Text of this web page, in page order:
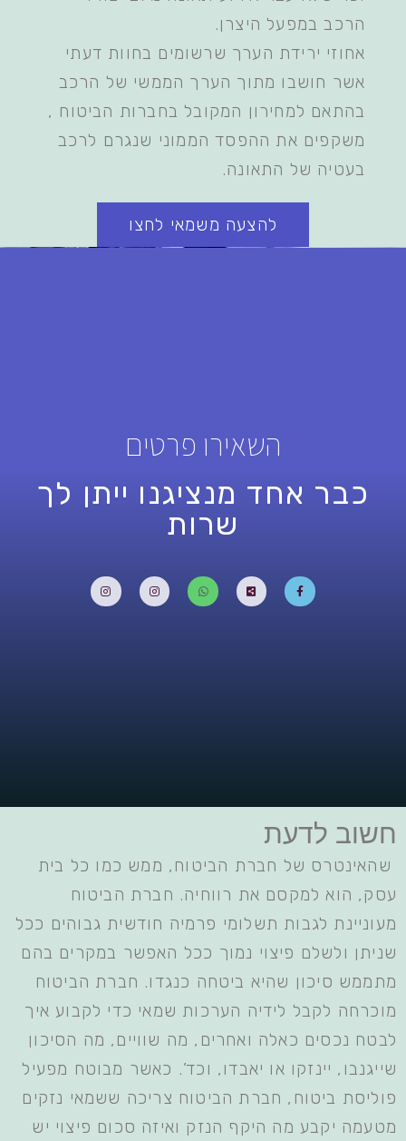
הרכב במפעל היצרן.
אחוזי ירידת הערך שרשומים בחוות דעתי
אשר חושבו מתוך הערך הממשי של הרכב
בהתאם למחירון המקובל בחברות הביטוח ,
משקפים את ההפסד הממוני שנגרם לרכב
בעטיה של התאונה.
להצעה משמאי לחצו
השאירו פרטים
כבר אחד מנציגנו ייתן לך
שרות
חשוב לדעת
שהאינטרס של חברת הביטוח, ממש כמו כל בית
עסק, הוא למקסם את רווחיה. חברת הביטוח
מעוניינת לגבות תשלומי פרמיה חודשית גבוהים ככל
שניתן ולשלם פיצוי נמוך ככל האפשר במקרים בהם
מתממש סיכון שהיא ביטחה כנגדו. חברת הביטוח
מוכרחה לקבל לידיה הערכות שמאי כדי לקבוע איך
לבטח נכסים כאלה ואחרים, מה שוויים, מה הסיכון
שייגנבו, יינזקו או יאבדו, וכד’. כאשר מבוטח מפעיל
פוליסת ביטוח, חברת הביטוח צריכה ששמאי נזקים
מטעמה יקבע מה היקף הנזק ואיזה סכום פיצוי יש